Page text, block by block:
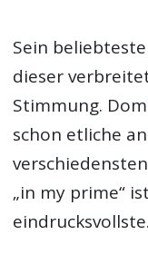
Sein
dieser
Stimmung.
schon etliche
„in my prime“
eindrucksvollste.